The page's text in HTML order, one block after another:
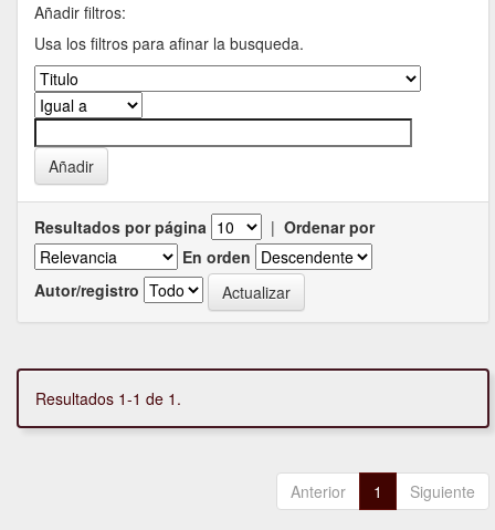
Añadir filtros:
Usa los filtros para afinar la busqueda.
Resultados por página | Ordenar por
En orden
Autor/registro
Resultados 1-1 de 1.
Anterior 1 Siguiente